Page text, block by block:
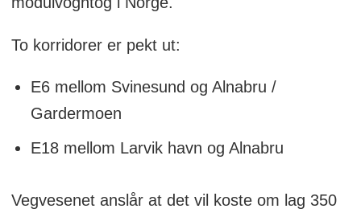
To korridorer er pekt ut:
E6 mellom Svinesund og Alnabru /
Gardermoen
E18 mellom Larvik havn og Alnabru
Vegvesenet anslår at det vil koste om lag 350